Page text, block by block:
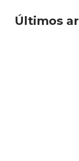
Últimos